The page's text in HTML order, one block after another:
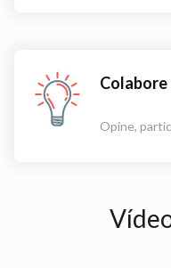
Colabore
Opine,